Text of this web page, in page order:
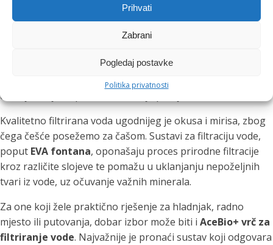
Prihvati
Zabrani
Pogledaj postavke
Politika privatnosti
Neka vam čista voda uvijek bude
Okus vode važan je za stvaranje navike. Ako voda ima
izražen miris klora, neugodan okus ili jednostavno nije
dovoljno svježa, prirodno ćemo je piti rjeđe.
Kvalitetno filtrirana voda ugodnijeg je okusa i mirisa, zbog
čega češće posežemo za čašom. Sustavi za filtraciju vode,
poput EVA fontana, oponašaju proces prirodne filtracije
kroz različite slojeve te pomažu u uklanjanju nepoželjnih
tvari iz vode, uz očuvanje važnih minerala.
Za one koji žele praktično rješenje za hladnjak, radno
mjesto ili putovanja, dobar izbor može biti i AceBio+ vrč za
filtriranje vode. Najvažnije je pronaći sustav koji odgovara